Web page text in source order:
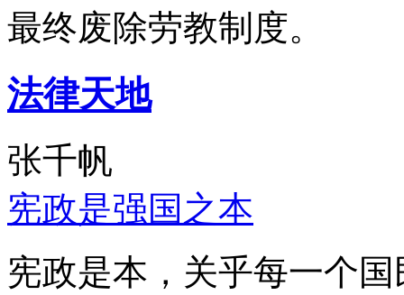
最终废除劳教制度。
法律天地
张千帆
宪政是强国之本
宪政是本，关乎每一个